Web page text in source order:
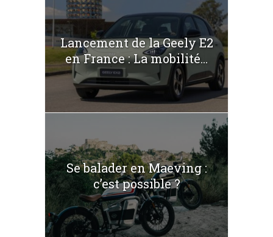
Lancement de la Geely E2
en France : La mobilité...
Se balader en Maeving :
c’est possible ?